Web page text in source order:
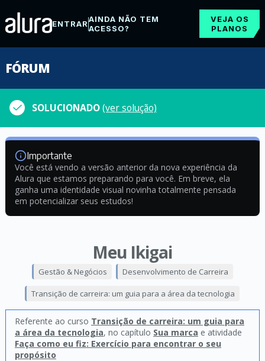
ENTRARAINDA NÃO TEM
ACESSO?
VEJA OS
PLANOS
FÓRUM
SOLUCIONADO(ver solução)
Importante
Você está vendo a versão anterior da nova experiência da
Alura que estamos preparando para você. Em breve, ela
ganha uma identidade visual novinha totalmente pensada
em potencializar seus estudos!
Meu Ikigai
Gestão & Negócios Desenvolvimento de Carreira
Transição de carreira: um guia para a área da tecnologia
Referente ao curso Transição de carreira: um guia para
a área da tecnologia, no capítulo Sua marca e atividade
Faça como eu fiz: Exercício para encontrar o seu
propósito